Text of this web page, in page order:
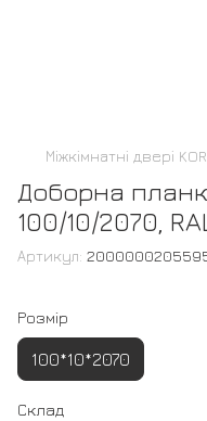
Міжкімнатні двері
Доборна
100/10/2070,
Артикул:
Розмір
100*10*2070
Склад